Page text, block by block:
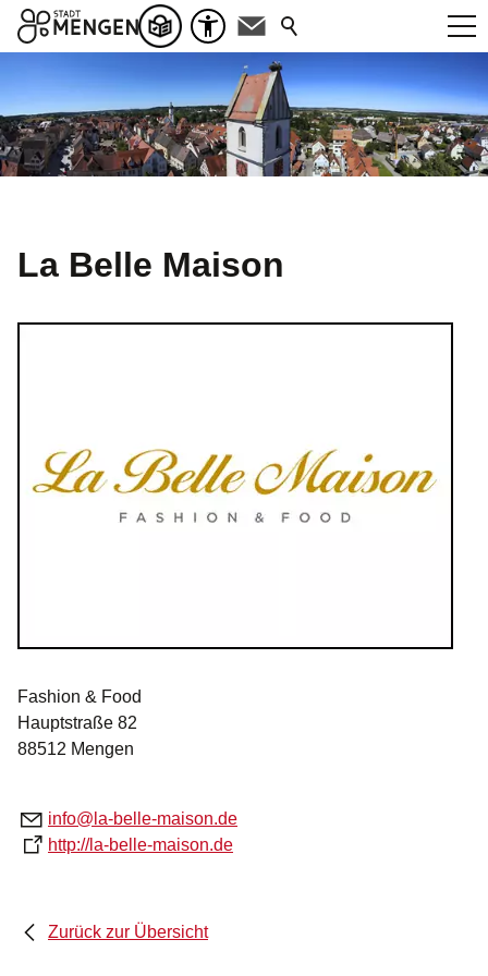
La Belle Maison
Fashion & Food
Hauptstraße 82
88512 Mengen
nf -b -m s n d
http://la-belle-maison.de
Zurück zur Übersicht